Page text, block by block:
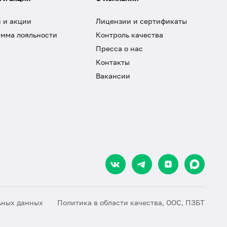
и акции
лояльности
Лицензии и сертификаты
Контроль качества
Пресса о нас
Контакты
Вакансии
данных Политика в области качества, ООС, ПЗБТ